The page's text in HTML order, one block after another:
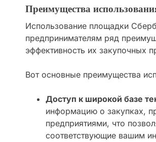
Преимущества
Использование площадки
предпринимателям ряд
эффективность их закупочных
Вот основные преимущества
Доступ к широкой базе
информацию о закупках,
предприятиями, что
соответствующие вашим